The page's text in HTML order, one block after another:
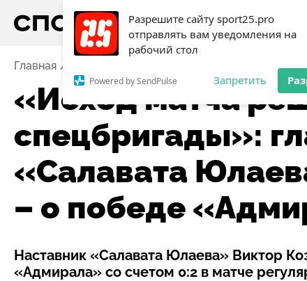
Разрешите сайту sport25.pro
отправлять вам уведомления на
рабочий стол
Powered by SendPulse Запретить
Главная «Исход матча
«Исход матча
спецбригады»:
«Салавата
– о победе
Наставник «Салавата Юлаева» Виктор
«Адмирала» со счетом 0:2 в матче